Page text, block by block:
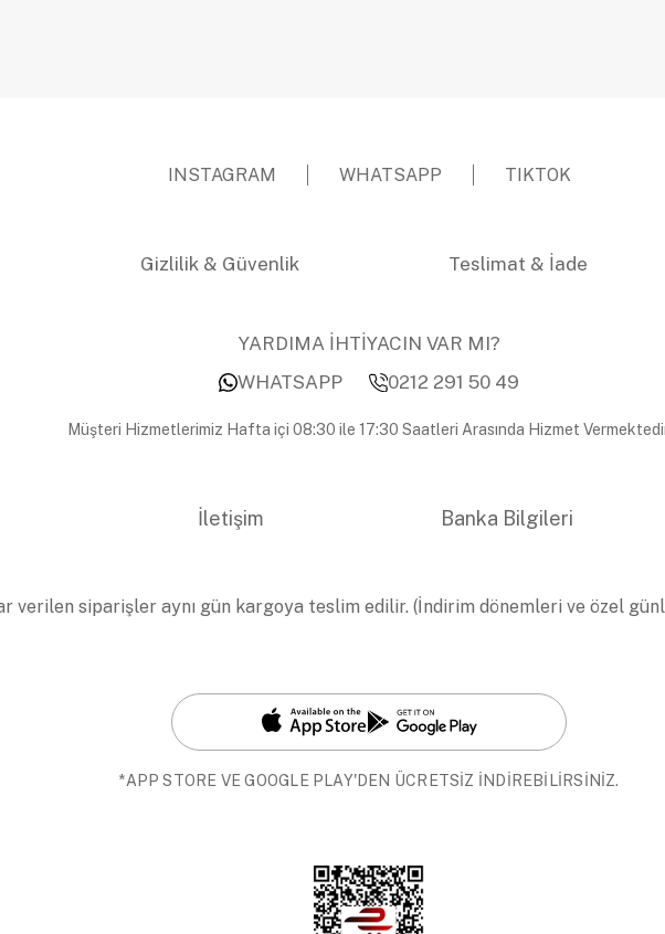
INSTAGRAM WHATSAPP TIKTOK
Gizlilik & Güvenlik Teslimat & İade
YARDIMA İHTİYACIN VAR MI?
WHATSAPP
0212 291 50 49
Müşteri Hizmetlerimiz Hafta içi 08:30 ile 17:30 Saatleri Arasında Hizmet
İletişim Banka Bilgileri
verilen siparişler aynı gün kargoya teslim edilir. (İndirim dönemleri ve özel
*APP STORE VE GOOGLE PLAY'DEN ÜCRETSİZ İNDİREBİLİRSİNİZ.